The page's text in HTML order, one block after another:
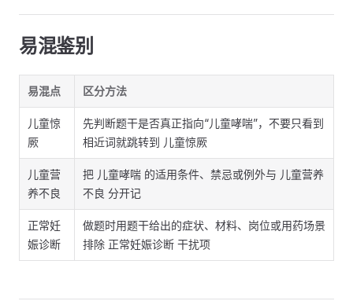
易混鉴别
易混点 区分方法
儿童惊
厥
先判断题干是否真正指向“儿童哮喘”，不要只看到
相近词就跳转到 儿童惊厥
儿童营
养不良
把 儿童哮喘 的适用条件、禁忌或例外与 儿童营养
不良 分开记
正常妊
娠诊断
做题时用题干给出的症状、材料、岗位或用药场景
排除 正常妊娠诊断 干扰项